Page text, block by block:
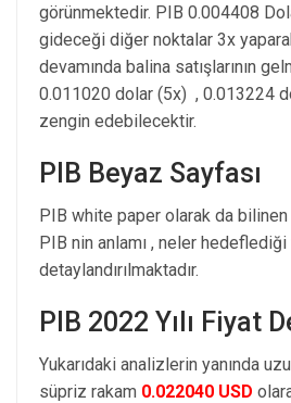
görünmektedir. PIB 0.004408
gideceği diğer noktalar 3x
devamında balina satışlarının
0.011020 dolar (5x) , 0.013224
zengin edebilecektir.
PIB Beyaz Sayfası
PIB white paper olarak da
PIB nin anlamı , neler
detaylandırılmaktadır.
PIB 2022 Yılı Fiyat
Yukarıdaki analizlerin yanında
süpriz rakam 0.022040 USD